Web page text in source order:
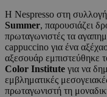
Η Nespresso στη συλλογή
Summer, παρουσιάζει
πρωταγωνιστές τα
cappuccino για ένα
αξεσουάρ εμπιστεύθηκε
Color Institute για να
εμβληματικές
πρωταγωνιστή τη